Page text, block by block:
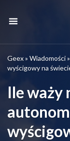
Geex» Wiadomości»
wyścigowy na
Ile waży